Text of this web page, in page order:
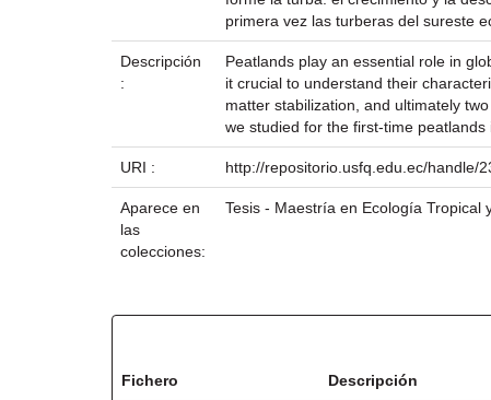
primera vez las turberas del sureste
Descripción
:
Peatlands play an essential role in
it crucial to understand their
matter stabilization, and ultimately
we studied for the first-time peatlands
URI : http://repositorio.usfq.edu.ec/handle/
Aparece en
las
colecciones:
Tesis - Maestría en Ecología Tropical
Fichero Descripción